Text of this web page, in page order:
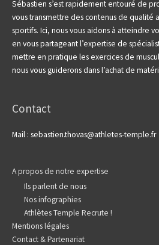
Sébastien s’est rapidement entouré de
vous transmettre des contenus de qualité
sportifs. Ici, nous vous aidons à atteindre
en vous partageant l’expertise de
mettre en pratique les exercices de
nous vous guiderons dans l’achat de
Contact
Mail : sebastien.thovas@athletes-temple.fr
A propos de notre expertise
Ils parlent de nous
Nos infographies
Athlètes Temple Recrute !
Mentions légales
Contact & Partenariat